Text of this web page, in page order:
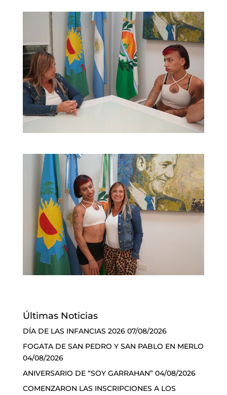
Últimas Noticias
DÍA DE LAS INFANCIAS 2026 07/08/2026
FOGATA DE SAN PEDRO Y SAN PABLO EN MERLO
04/08/2026
ANIVERSARIO DE “SOY GARRAHAN” 04/08/2026
COMENZARON LAS INSCRIPCIONES A LOS